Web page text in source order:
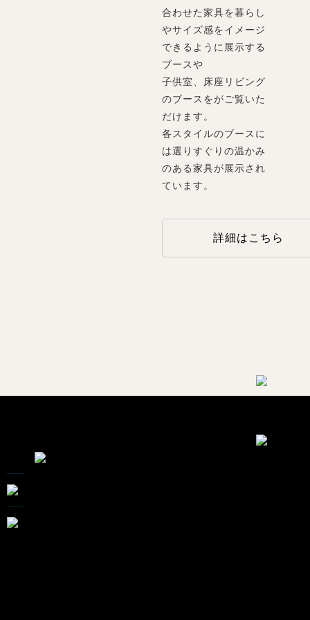
合わせた家具を暮らし
やサイズ感をイメージ
できるように展示する
ブースや
子供室、床座リビング
のブースをがご覧いた
だけます。
各スタイルのブースに
は選りすぐりの温かみ
のある家具が展示され
ています。
詳細はこちら